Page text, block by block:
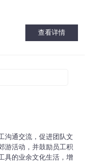
查看详情
沟通交流，促进团队文
游活动，并鼓励员工积
具的业余文化生活，增